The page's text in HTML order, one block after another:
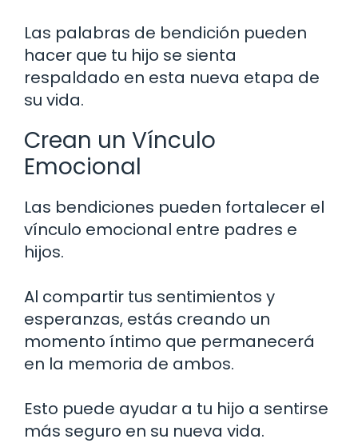
Las palabras de bendición pueden
hacer que tu hijo se sienta
respaldado en esta nueva etapa de
su vida.
Crean un Vínculo
Emocional
Las bendiciones pueden fortalecer el
vínculo emocional entre padres e
hijos.
Al compartir tus sentimientos y
esperanzas, estás creando un
momento íntimo que permanecerá
en la memoria de ambos.
Esto puede ayudar a tu hijo a sentirse
más seguro en su nueva vida.